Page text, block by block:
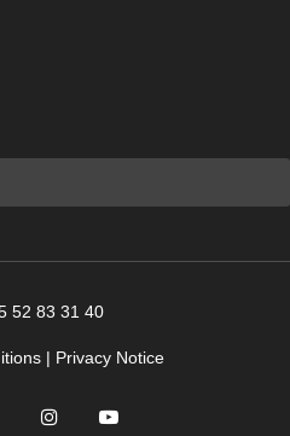
52 83 31 40
| Privacy Notice